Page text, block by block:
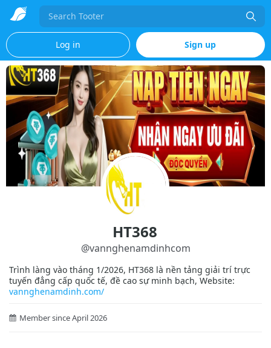
Search
Log in Sign up
HT368
@vannghenamdinhcom
Trình làng vào tháng 1/2026, HT368 là nền tảng giải trí trực
tuyến đẳng cấp quốc tế, đề cao sự minh bạch, Website:
vannghenamdinh.com/
Member since April 2026